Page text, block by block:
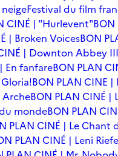
Festival du film
CINÉ | "Hurlevent"BON
| Broken VoicesBON
| Downton Abbey
En fanfareBON PLAN
BON PLAN CINE
ArcheBON PLAN CINÉ |
mondeBON PLAN
PLAN CINÉ | Le Chant
PLAN CINÉ | Leni